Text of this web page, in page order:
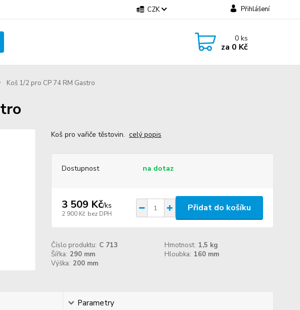
CZK Přihlášení
0ks
za 0 Kč
Koš 1/2 pro CP 74 RM Gastro
Koš pro vařiče těstovin. celý popis
Dostupnost na dotaz
3 509 Kč/ks
2 900 Kč bez DPH
Přidat do košíku
Číslo produktu: C 713 Hmotnost: 1,5 kg
Šířka: 290 mm Hloubka: 160 mm
Výška: 200 mm
Parametry